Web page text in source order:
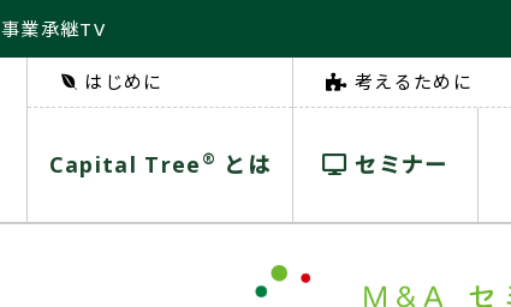
事業承継TV
はじめに
Capital Tree ® とは
考えるために
セミナー